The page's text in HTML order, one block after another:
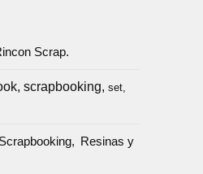
Scrap.
scrapbooking set
Resinas y